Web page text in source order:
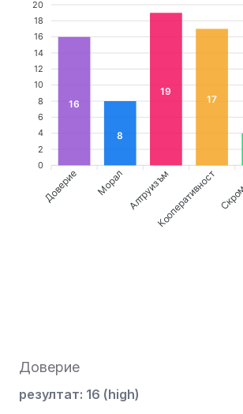
20
18
16
14
12
10
8
6
4
2
0
16
8
19
17
Доверие Морал АлтруизъмКооперативност
Доверие
резултат: 16 (high)